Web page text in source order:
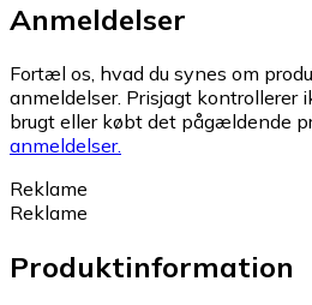
Anmeldelser
Fortæl os, hvad du synes om
anmeldelser. Prisjagt kontrollerer
brugt eller købt det pågældende
anmeldelser.
Reklame
Reklame
Produktinformation